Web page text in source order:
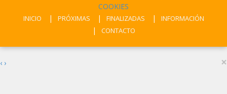
COOKIES
INICIO PRÓXIMAS FINALIZADAS
INFORMACIÓN
CONTACTO
‹ › ×